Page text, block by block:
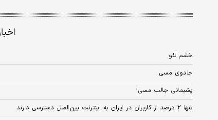
خشم لئو
جادوی مسی
پشیمانی جالب مسی!
تنها ۲ درصد از کاربران در ایران به اینترنت بین‌الملل دسترسی دارند